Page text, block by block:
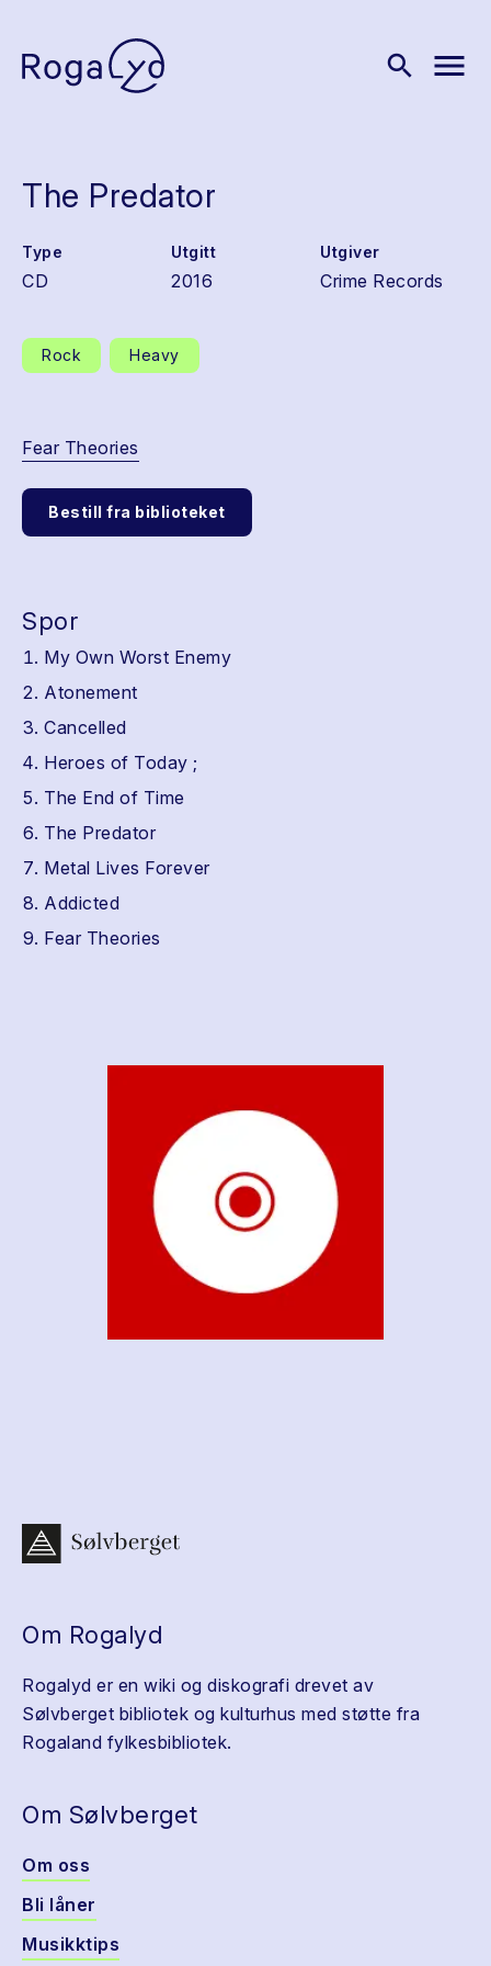
search menu
The Predator
Type
CD
Utgitt
2016
Utgiver
Crime Records
Rock Heavy
Fear Theories
Bestill fra biblioteket
Spor
My Own Worst Enemy
Atonement
Cancelled
Heroes of Today ;
The End of Time
The Predator
Metal Lives Forever
Addicted
Fear Theories
Om Rogalyd
Rogalyd er en wiki og diskografi drevet av
Sølvberget bibliotek og kulturhus med støtte fra
Rogaland fylkesbibliotek.
Om Sølvberget
Om oss
Bli låner
Musikktips